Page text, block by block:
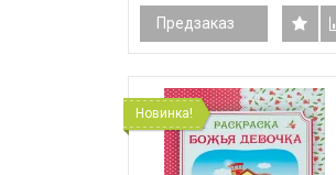
Предзаказ
Новинка!